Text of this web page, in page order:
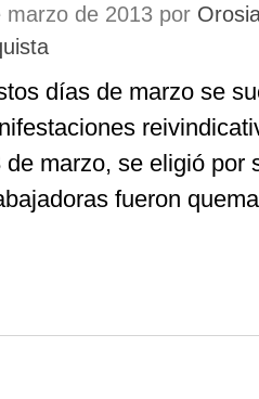
marzo de 2013 por
días de marzo se
marzo, se eligió por
fueron